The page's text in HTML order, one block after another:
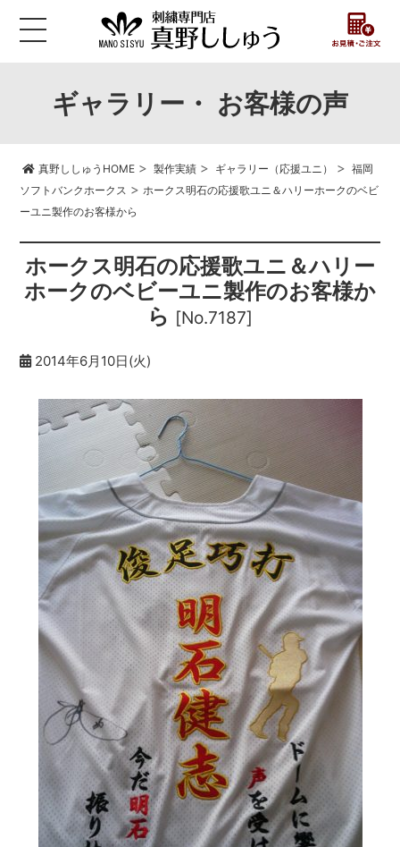
ギャラリー・ お客様の声
真野ししゅうHOME> 製作実績> ギャラリー（応援ユニ） > 福岡
ソフトバンクホークス > ホークス明石の応援歌ユニ＆ハリーホークのベビ
ーユニ製作のお客様から
ホークス明石の応援歌ユニ＆ハリー
ホークのベビーユニ製作のお客様か
ら [No.7187]
2014年6月10日(火)